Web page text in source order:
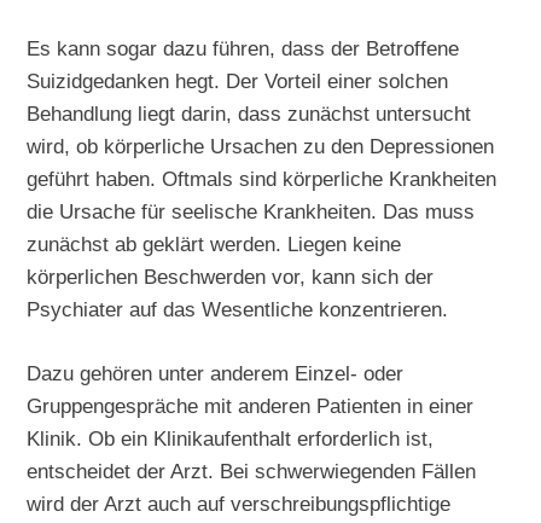
Es kann sogar dazu führen, dass der Betroffene
Suizidgedanken hegt. Der Vorteil einer solchen
Behandlung liegt darin, dass zunächst untersucht
wird, ob körperliche Ursachen zu den Depressionen
geführt haben. Oftmals sind körperliche Krankheiten
die Ursache für seelische Krankheiten. Das muss
zunächst ab geklärt werden. Liegen keine
körperlichen Beschwerden vor, kann sich der
Psychiater auf das Wesentliche konzentrieren.
Dazu gehören unter anderem Einzel- oder
Gruppengespräche mit anderen Patienten in einer
Klinik. Ob ein Klinikaufenthalt erforderlich ist,
entscheidet der Arzt. Bei schwerwiegenden Fällen
wird der Arzt auch auf verschreibungspflichtige